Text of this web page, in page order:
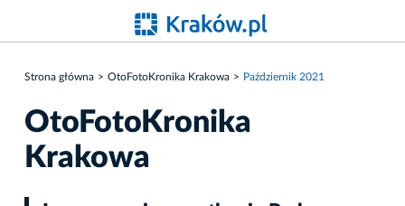
Strona główna OtoFotoKronika Krakowa Październik 2021
OtoFotoKronika
Krakowa